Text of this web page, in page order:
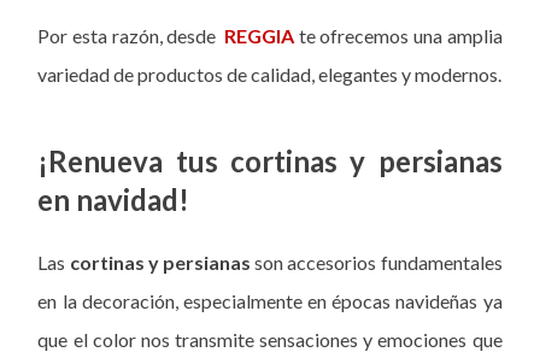
Por esta razón, desde REGGIA te ofrecemos una amplia
variedad de productos de calidad, elegantes y modernos.
¡Renueva tus cortinas y persianas
en navidad!
Las cortinas y persianas son accesorios fundamentales
en la decoración, especialmente en épocas navideñas ya
que el color nos transmite sensaciones y emociones que